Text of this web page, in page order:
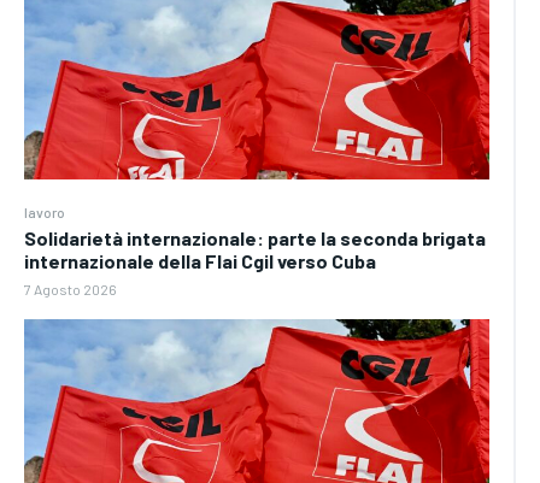
lavoro
Solidarietà internazionale: parte la seconda brigata
internazionale della Flai Cgil verso Cuba
7 Agosto 2026